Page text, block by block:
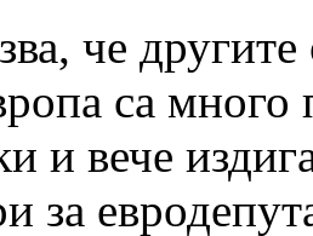
че
са много
и вече
за